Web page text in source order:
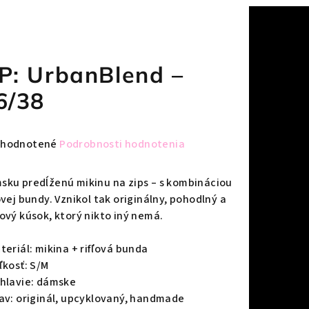
UrbanBlend –
38
Podrobnosti hodnotenia
predĺženú mikinu na zips – s kombináciou
bundy. Vznikol tak originálny, pohodlný a
kúsok, ktorý nikto iný nemá.
mikina + rifľová bunda
S/M
dámske
originál, upcyklovaný, handmade